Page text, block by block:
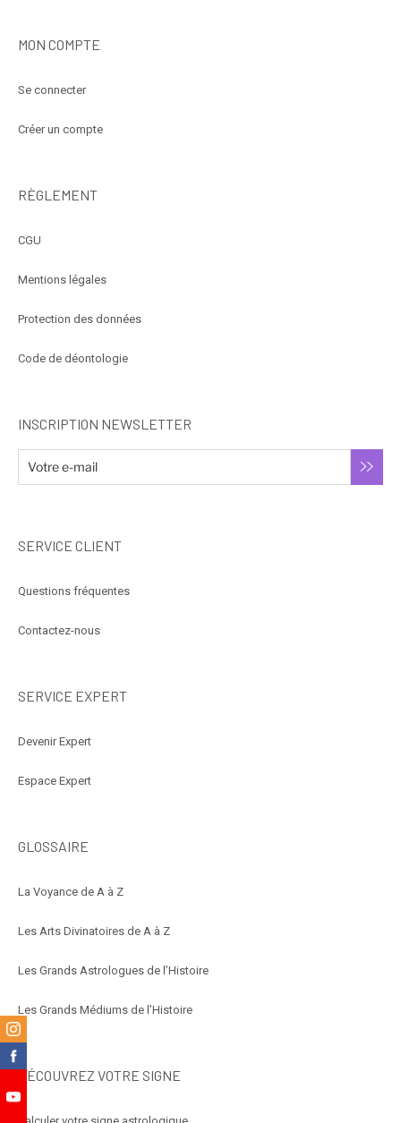
MON COMPTE
Se connecter
Créer un compte
RÈGLEMENT
CGU
Mentions légales
Protection des données
Code de déontologie
INSCRIPTION NEWSLETTER
SERVICE CLIENT
Questions fréquentes
Contactez-nous
SERVICE EXPERT
Devenir Expert
Espace Expert
GLOSSAIRE
La Voyance de A à Z
Les Arts Divinatoires de A à Z
Les Grands Astrologues de l’Histoire
Les Grands Médiums de l’Histoire
DÉCOUVREZ VOTRE SIGNE